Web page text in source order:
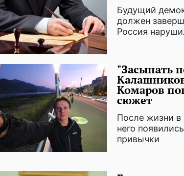
Будущий
должен
Россия
"Засыпать
Комаров
сюжет
После жизни в
него
привычки